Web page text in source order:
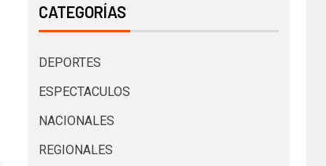
CATEGORÍAS
DEPORTES
ESPECTACULOS
NACIONALES
REGIONALES